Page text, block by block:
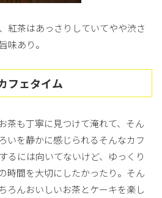
紅茶はあっさりしていてやや渋さ
味あり。
フェタイム
茶も丁寧に見つけて淹れて、そん
いを静かに感じられるそんなカフ
るには向いてないけど、ゆっくり
時間を大切にしたかったり。そん
ろんおいしいお茶とケーキを楽し